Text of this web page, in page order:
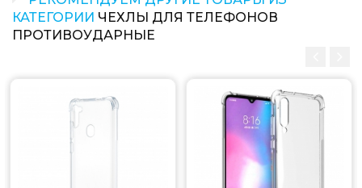
КАТЕГОРИИ ЧЕХЛЫ ДЛЯ ТЕЛЕФОНОВ
ПРОТИВОУДАРНЫЕ